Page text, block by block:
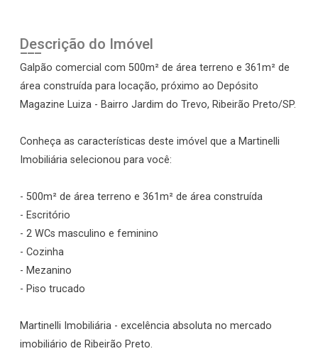
Descrição do Imóvel
Galpão comercial com 500m² de área terreno e 361m² de
área construída para locação, próximo ao Depósito
Magazine Luiza - Bairro Jardim do Trevo, Ribeirão Preto/SP.
Conheça as características deste imóvel que a Martinelli
Imobiliária selecionou para você:
- 500m² de área terreno e 361m² de área construída
- Escritório
- 2 WCs masculino e feminino
- Cozinha
- Mezanino
- Piso trucado
Martinelli Imobiliária - excelência absoluta no mercado
imobiliário de Ribeirão Preto.